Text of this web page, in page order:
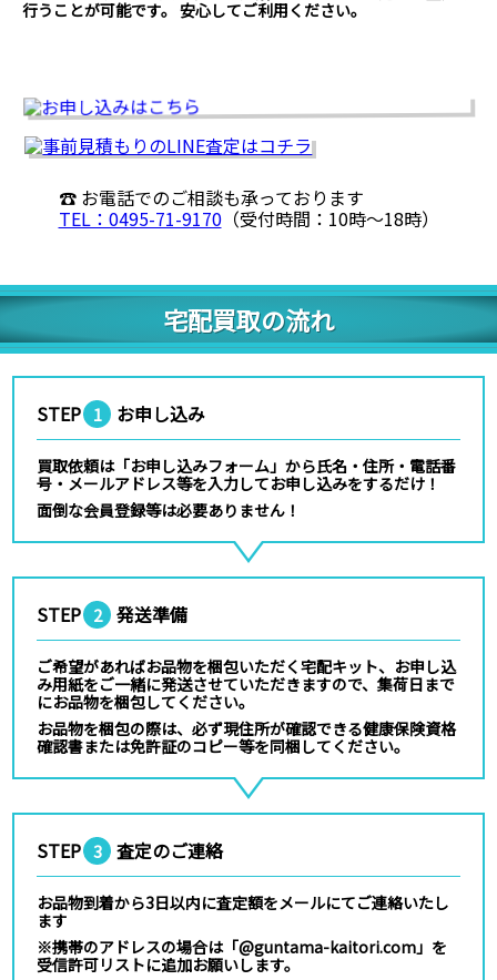
行うことが可能です。 安心してご利用ください。
☎ お電話でのご相談も承っております
TEL：0495-71-9170（受付時間：10時〜18時）
宅配買取の流れ
STEP 1 お申し込み
買取依頼は「お申し込みフォーム」から氏名・住所・電話番
号・メールアドレス等を入力してお申し込みをするだけ！
面倒な会員登録等は必要ありません！
STEP 2 発送準備
ご希望があればお品物を梱包いただく宅配キット、お申し込
み用紙をご一緒に発送させていただきますので、集荷日まで
にお品物を梱包してください。
お品物を梱包の際は、必ず現住所が確認できる健康保険資格
確認書または免許証のコピー等を同梱してください。
STEP 3 査定のご連絡
お品物到着から3日以内に査定額をメールにてご連絡いたし
ます
※携帯のアドレスの場合は「@guntama-kaitori.com」を
受信許可リストに追加お願いします。